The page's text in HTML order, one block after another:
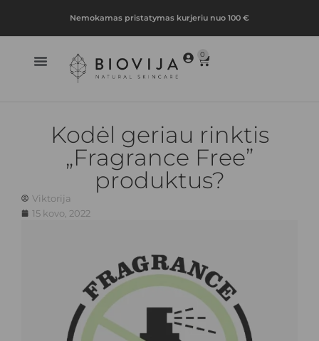
Nemokamas pristatymas kurjeriu nuo 100 €
0
Kodėl geriau rinktis
„Fragrance Free”
produktus?
Viktorija
15 kovo, 2022